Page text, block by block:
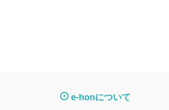
e-honについて